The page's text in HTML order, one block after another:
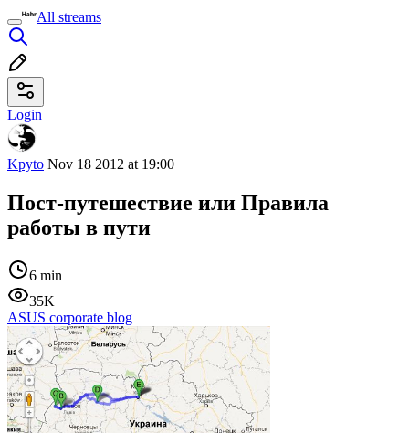
All streams
Login
Kpyto Nov 18 2012 at 19:00
Пост-путешествие или Правила
работы в пути
6 min
35K
ASUS corporate blog